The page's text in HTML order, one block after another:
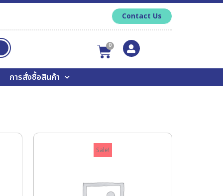
Contact Us
0
การสั่งซื้อสินค้า
Sale!